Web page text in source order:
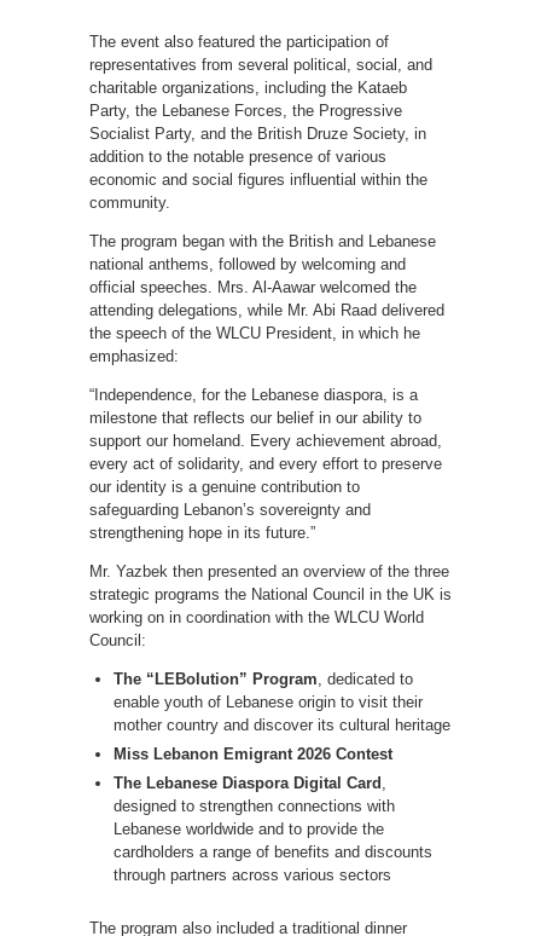
The event also featured the participation of
representatives from several political, social, and
charitable organizations, including the Kataeb
Party, the Lebanese Forces, the Progressive
Socialist Party, and the British Druze Society, in
addition to the notable presence of various
economic and social figures influential within the
community.
The program began with the British and Lebanese
national anthems, followed by welcoming and
official speeches. Mrs. Al-Aawar welcomed the
attending delegations, while Mr. Abi Raad delivered
the speech of the WLCU President, in which he
emphasized:
“Independence, for the Lebanese diaspora, is a
milestone that reflects our belief in our ability to
support our homeland. Every achievement abroad,
every act of solidarity, and every effort to preserve
our identity is a genuine contribution to
safeguarding Lebanon’s sovereignty and
strengthening hope in its future.”
Mr. Yazbek then presented an overview of the three
strategic programs the National Council in the UK is
working on in coordination with the WLCU World
Council:
The “LEBolution” Program, dedicated to
enable youth of Lebanese origin to visit their
mother country and discover its cultural heritage
Miss Lebanon Emigrant 2026 Contest
The Lebanese Diaspora Digital Card ,
designed to strengthen connections with
Lebanese worldwide and to provide the
cardholders a range of benefits and discounts
through partners across various sectors
The program also included a traditional dinner